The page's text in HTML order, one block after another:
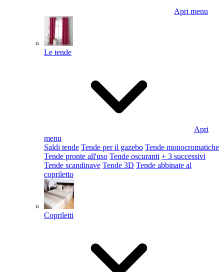
Apri menu
Le tende
Apri
menu
Saldi tende Tende per il gazebo Tende monocromatiche
Tende pronte all'uso Tende oscuranti + 3 successivi
Tende scandinave Tende 3D Tende abbinate al
copriletto
Copriletti